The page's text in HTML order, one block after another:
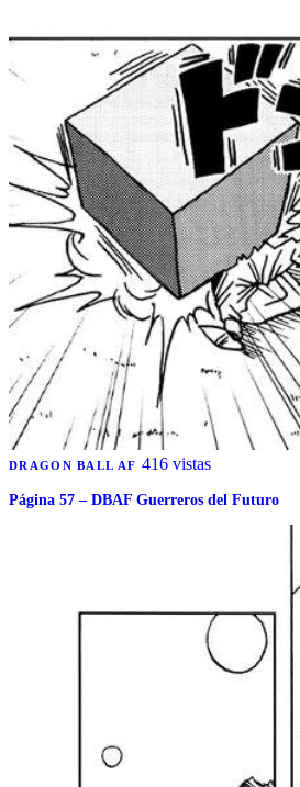
DRAGON BALL AF 416 vistas
Página 57 – DBAF Guerreros del Futuro